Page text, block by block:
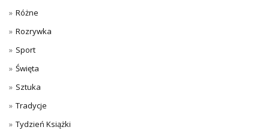
Różne
Rozrywka
Sport
Święta
Sztuka
Tradycje
Tydzień Książki